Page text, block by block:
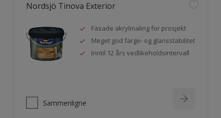
Nordsjö Tinova Exterior
Fasade akrylmaling for prosjekt
Meget god farge- og glansstabilitet
Inntil 12 års vedlikeholdsintervall
Sammenligne